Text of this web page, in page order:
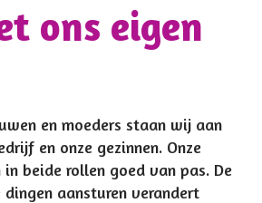
ons eigen
en moeders staan wij aan
en onze gezinnen. Onze
beide rollen goed van pas. De
aansturen verandert